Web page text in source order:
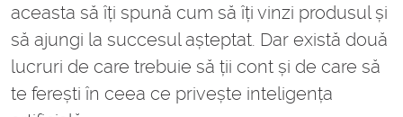
aceasta să îți spună cum să îți vinzi produsul și
să ajungi la succesul așteptat. Dar există două
lucruri de care trebuie să ții cont și de care să
te ferești în ceea ce privește inteligența